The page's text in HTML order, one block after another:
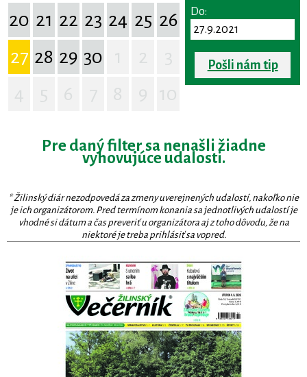
20 21 22 23 24 25 26
27 28 29 30
Do:
Pošli nám tip
Pre daný filter sa nenašli žiadne
vyhovujúce udalosti.
* Žilinský diár nezodpovedá za zmeny uverejnených udalostí, nakoľko nie
je ich organizátorom. Pred termínom konania sa jednotlivých udalostí je
vhodné si dátum a čas preveriť u organizátora aj z toho dôvodu, že na
niektoré je treba prihlásiť sa vopred.